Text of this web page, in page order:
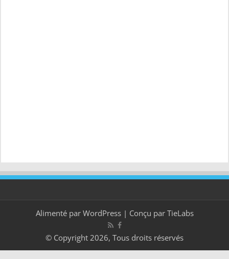
Alimenté par WordPress| Conçu par TieLabs
© Copyright 2026, Tous droits réservés